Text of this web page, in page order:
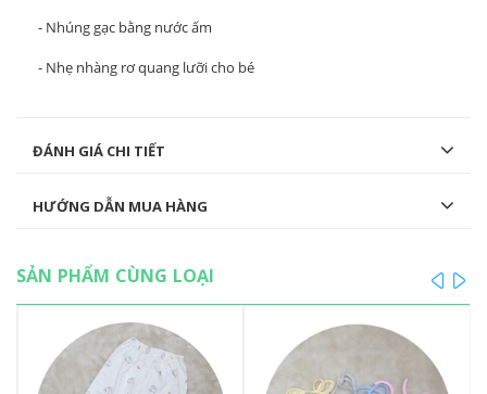
- Nhúng gạc bằng nước ấm
- Nhẹ nhàng rơ quang lưỡi cho bé
ĐÁNH GIÁ CHI TIẾT
HƯỚNG DẪN MUA HÀNG
SẢN PHẨM CÙNG LOẠI prev